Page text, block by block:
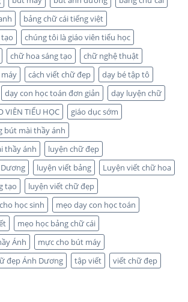
bảng chữ cái tiếng việt
chúng tôi là giáo viên tiểu học
chữ hoa sáng tạo
chữ nghệ thuật
cách viết chữ đẹp
dạy bé tập tô
dạy con học toán đơn giản
dạy luyện chữ
VIÊN TIỂU HỌC
giáo dục sớm
bút mài thầy ánh
thầy ánh
luyện chữ đẹp
luyện viết bảng
Luyện viết chữ hoa
tạo
luyện viết chữ đẹp
học sinh
mẹo dạy con học toán
mẹo học bảng chữ cái
Ánh
mực cho bút máy
đẹp Ánh Dương
tập viết viết chữ đẹp